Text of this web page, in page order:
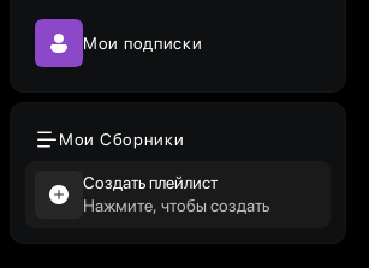
Мои подписки
Мои Сборники
Создать плейлист
Нажмите, чтобы создать